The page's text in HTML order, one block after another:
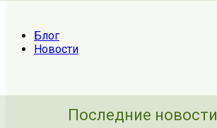
Блог
Новости
Последние новости